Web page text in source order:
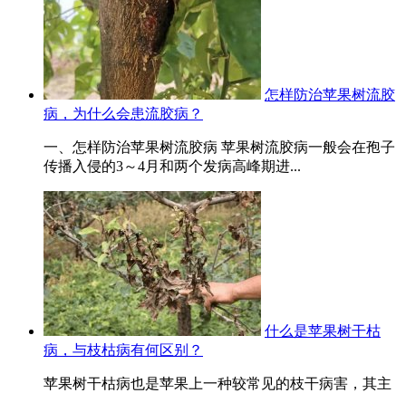
怎样防治苹果树流胶
病，为什么会患流胶病？
一、怎样防治苹果树流胶病 苹果树流胶病一般会在孢子
传播入侵的3～4月和两个发病高峰期进...
什么是苹果树干枯
病，与枝枯病有何区别？
苹果树干枯病也是苹果上一种较常见的枝干病害，其主